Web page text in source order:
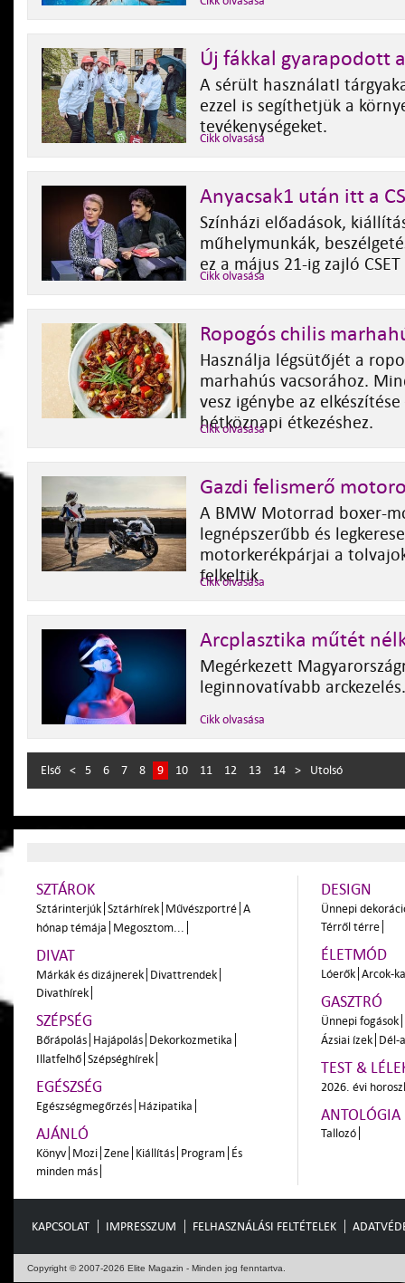
Új fákkal gyarapodott
A sérült használatI
ezzel is segíthetjük a
tevékenységeket.
Cikk olvasása
Anyacsak1 után itt a
Színházi előadások,
műhelymunkák,
ez a május 21-ig zajló
Cikk olvasása
Ropogós chilis
Használja légsütőjét a
marhahús vacsorához.
vesz igénybe az
hétköznapi étkezéshez.
Cikk olvasása
Gazdi felismerő
A BMW Motorrad boxer-
legnépszerűbb és
motorkerékpárjai a
felkeltik
Cikk olvasása
Arcplasztika műtét
Megérkezett
leginnovatívabb arckezelés.
Cikk olvasása
Első < 5 6 7 8 9 10 11 12 13 14 > Utolsó
SZTÁROK
Sztárinterjúk Sztárhírek Művészportré A
hónap témája Megosztom...
DIVAT
Márkák és dizájnerek Divattrendek
Divathírek
SZÉPSÉG
Bőrápolás Hajápolás Dekorkozmetika
Illatfelhő Szépséghírek
EGÉSZSÉG
Egészségmegőrzés Házipatika
AJÁNLÓ
Könyv Mozi Zene Kiállítás Program És
minden más
DESIGN
Ünnepi
Térről térre
ÉLETMÓD
Lóerők Arcok-
GASZTRÓ
Ünnepi fogások
Ázsiai ízek Dél-
TEST &
2026. évi
ANTOLÓGIA
Tallozó
KAPCSOLAT IMPRESSZUM FELHASZNÁLÁSI FELTÉTELEK
Copyright © 2007-2026 Elite Magazin - Minden jog fenntartva.